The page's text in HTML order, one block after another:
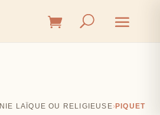
LAÏQUE OU RELIGIEUSE›PIQUET